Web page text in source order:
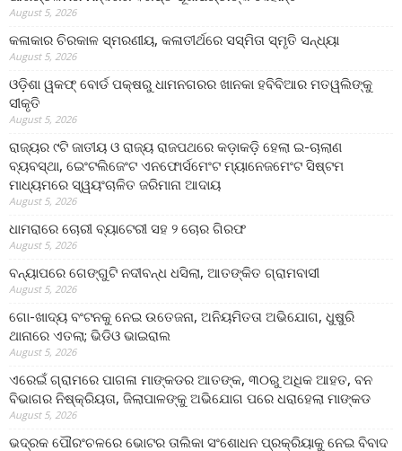
August 5, 2026
କଳାକାର ଚିରକାଳ ସ୍ମରଣୀୟ, କଳାତୀର୍ଥରେ ସସ୍ମିତା ସ୍ମୃତି ସନ୍ଧ୍ୟା
August 5, 2026
ଓଡ଼ିଶା ୱକଫ୍ ବୋର୍ଡ ପକ୍ଷରୁ ଧାମନଗରର ଖାନକା ହବିବିଆର ମତୱଲିଙ୍କୁ
ସୀକୃତି
August 5, 2026
ରାଜ୍ୟର ୯ଟି ଜାତୀୟ ଓ ରାଜ୍ୟ ରାଜପଥରେ କଡ଼ାକଡ଼ି ହେଲା ଇ-ଚାଲାଣ
ବ୍ୟବସ୍ଥା, ଇେଂଟଲିଜେଂଟ ଏନଫୋର୍ସମେଂଟ ମ୍ୟାନେଜମେଂଟ ସିଷ୍ଟମ
ମାଧ୍ୟମରେ ସ୍ୱୟଂଚାଳିତ ଜରିମାନା ଆଦାୟ
August 5, 2026
ଧାମରାରେ ଚୋରୀ ବ୍ୟାଟେରୀ ସହ ୨ ଚୋର ଗିରଫ
August 5, 2026
ବନ୍ୟାପରେ ଗେଙ୍ଗୁଟି ନଦୀବନ୍ଧ ଧସିଲା, ଆତଙ୍କିତ ଗ୍ରାମବାସୀ
August 5, 2026
ଗୋ-ଖାଦ୍ୟ ବଂଟନକୁ ନେଇ ଉତେଜନା, ଅନିୟମିତତା ଅଭିଯୋଗ, ଧୁଷୁରି
ଥାନାରେ ଏତଲା; ଭିଡିଓ ଭାଇରାଲ
August 5, 2026
ଏରେଇଁ ଗ୍ରାମରେ ପାଗଳା ମାଙ୍କଡର ଆତଙ୍କ, ୩୦ରୁ ଅଧିକ ଆହତ, ବନ
ବିଭାଗର ନିଷ୍କ୍ରିୟତା, ଜିଲାପାଳଙ୍କୁ ଅଭିଯୋଗ ପରେ ଧରାହେଲା ମାଙ୍କଡ
August 5, 2026
ଭଦ୍ରକ ପୌରଂଚଳରେ ଭୋଟର ତାଲିକା ସଂଶୋଧନ ପ୍ରକ୍ରିୟାକୁ ନେଇ ବିବାଦ